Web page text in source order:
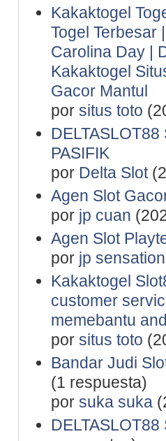
Kakaktogel
Togel Terbesar
Carolina Day |
Kakaktogel
Gacor Mantul
por situs toto
PASIFIK
por Delta Slot
Agen Slot
por jp cuan
Agen Slot
por jp
Kakaktogel
customer
memebantu
por situs toto
Bandar Judi
(1 respuesta)
por suka suka